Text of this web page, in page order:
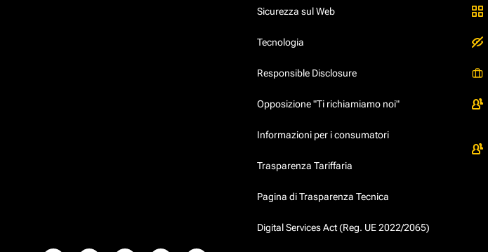
Sicurezza sul Web
Tecnologia
Responsible Disclosure
Opposizione "Ti richiamiamo noi"
Informazioni per i consumatori
Trasparenza Tariffaria
Pagina di Trasparenza Tecnica
Digital Services Act (Reg. UE 2022/2065)